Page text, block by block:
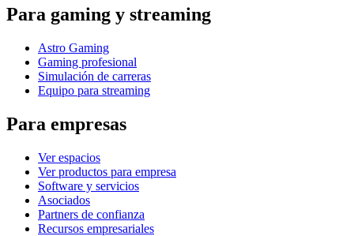
Para gaming y streaming
Astro Gaming
Gaming profesional
Simulación de carreras
Equipo para streaming
Para empresas
Ver espacios
Ver productos para empresa
Software y servicios
Asociados
Partners de confianza
Recursos empresariales